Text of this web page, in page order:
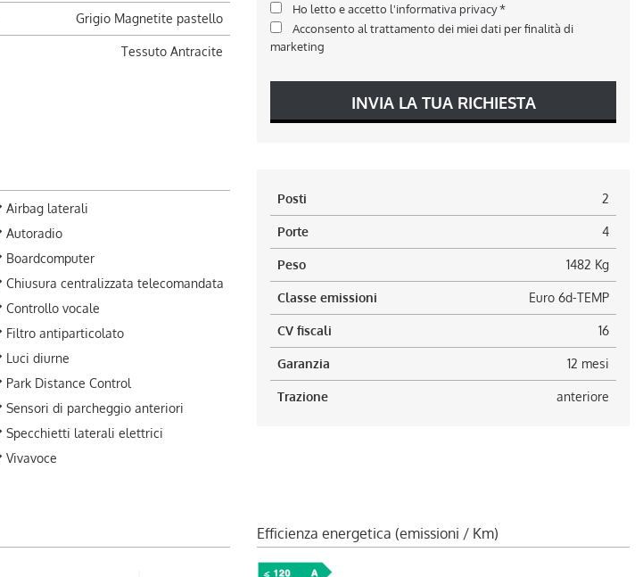
Grigio Magnetite pastello
Tessuto Antracite
Ho letto e accetto l'informativa privacy*
Acconsento al trattamento dei miei dati per finalità di
marketing
INVIA LA TUA RICHIESTA
Airbag laterali
Autoradio
Boardcomputer
Chiusura centralizzata telecomandata
Controllo vocale
Filtro antiparticolato
Luci diurne
Park Distance Control
Sensori di parcheggio anteriori
Specchietti laterali elettrici
Vivavoce
Posti 2
Porte 4
Peso 1482 Kg
Classe emissioni Euro 6d-TEMP
CV fiscali 16
Garanzia 12 mesi
Trazione anteriore
Efficienza energetica (emissioni / Km)